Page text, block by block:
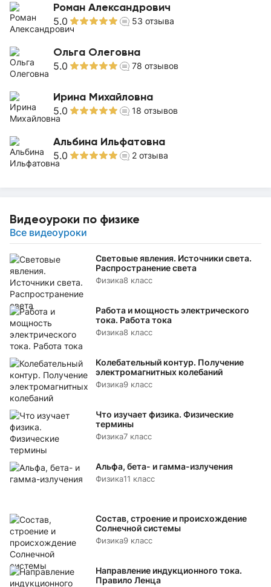
Роман Александрович
5.0 53 отзыва
Ольга Олеговна
5.0 78 отзывов
Ирина Михайловна
5.0 18 отзывов
Альбина Ильфатовна
5.0 2 отзыва
Видеоуроки по физике
Все видеоуроки
Световые явления. Источники света.
Распространение света
Физика8 класс
Работа и мощность электрического
тока. Работа тока
Физика8 класс
Колебательный контур. Получение
электромагнитных колебаний
Физика9 класс
Что изучает физика. Физические
термины
Физика7 класс
Альфа, бета- и гамма-излучения
Физика11 класс
Состав, строение и происхождение
Солнечной системы
Физика9 класс
Направление индукционного тока.
Правило Ленца